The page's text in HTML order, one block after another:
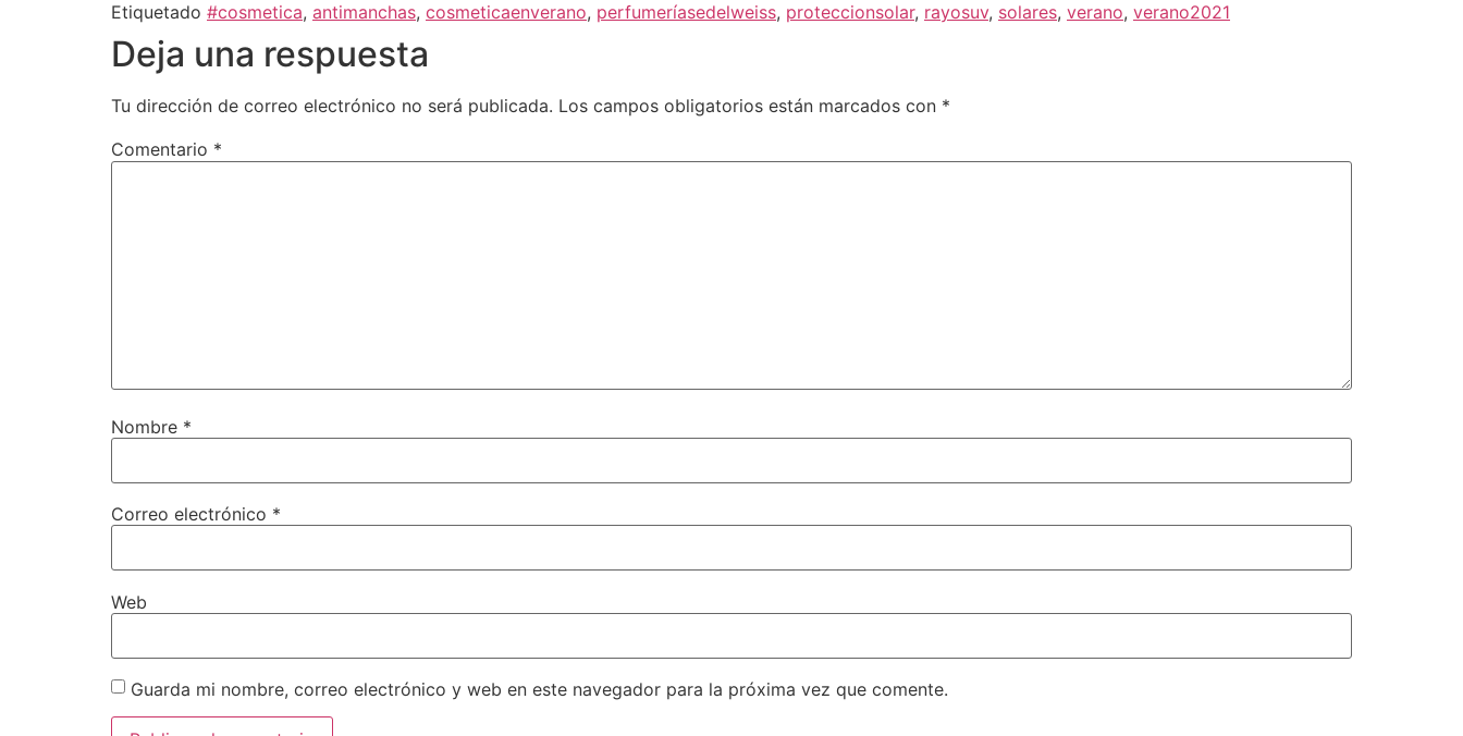
Etiquetado #cosmetica, antimanchas, cosmeticaenverano, perfumeríasedelweiss, proteccionsolar, rayosuv, solares, verano, verano2021
Deja una respuesta
Tu dirección de correo electrónico no será publicada. Los campos obligatorios están marcados con *
Comentario *
Nombre *
Correo electrónico *
Web
Guarda mi nombre, correo electrónico y web en este navegador para la próxima vez que comente.